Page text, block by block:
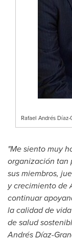
Rafael Andrés
"Me siento muy
organización tan
sus miembros,
y crecimiento de
continuar
la calidad de
de salud
Andrés Díaz-